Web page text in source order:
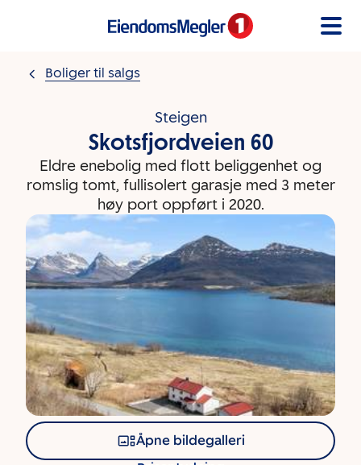
Boliger til salgs
Steigen
Skotsfjordveien 60
Eldre enebolig med flott beliggenhet og
romslig tomt, fullisolert garasje med 3 meter
høy port oppført i 2020.
Åpne bildegalleri